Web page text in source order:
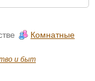
Комнатные
и быт